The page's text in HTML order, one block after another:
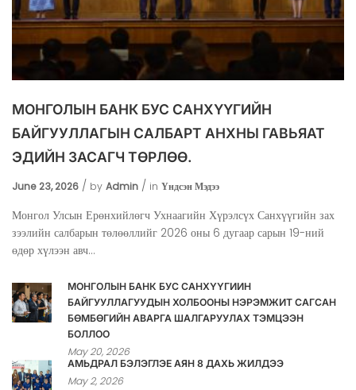
МОНГОЛЫН БАНК БУС САНХҮҮГИЙН
БАЙГУУЛЛАГЫН САЛБАРТ АНХНЫ ГАВЬЯАТ
ЭДИЙН ЗАСАГЧ ТӨРЛӨӨ.
June 23, 2026 by Admin in Үндсэн Мэдээ
Монгол Улсын Ерөнхийлөгч Ухнаагийн Хүрэлсүх Санхүүгийн зах
зээлийн салбарын төлөөллийг 2026 оны 6 дугаар сарын 19-ний
өдөр хүлээн авч...
МОНГОЛЫН БАНК БУС САНХҮҮГИЙН
БАЙГУУЛЛАГУУДЫН ХОЛБООНЫ НЭРЭМЖИТ САГСАН
БӨМБӨГИЙН АВАРГА ШАЛГАРУУЛАХ ТЭМЦЭЭН
БОЛЛОО
May 20, 2026
АМЬДРАЛ БЭЛЭГЛЭЕ АЯН 8 ДАХЬ ЖИЛДЭЭ
May 2, 2026